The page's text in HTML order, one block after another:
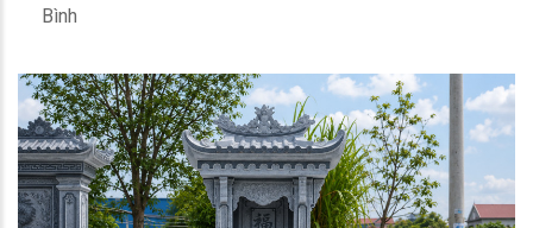
Bình